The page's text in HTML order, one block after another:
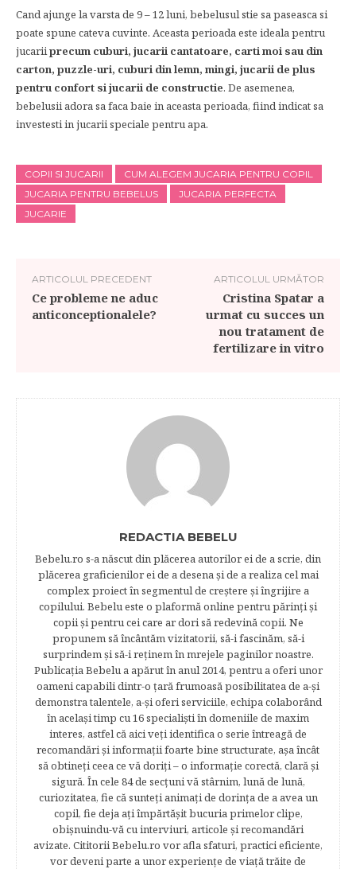
Cand ajunge la varsta de 9 – 12 luni, bebelusul stie sa paseasca si
poate spune cateva cuvinte. Aceasta perioada este ideala pentru
jucariiprecum cuburi, jucarii cantatoare, carti moi sau din
carton, puzzle-uri, cuburi din lemn, mingi, jucarii de plus
pentru confort si jucarii de constructie. De asemenea,
bebelusii adora sa faca baie in aceasta perioada, fiind indicat sa
investesti in jucarii speciale pentru apa.
COPII SI JUCARII
CUM ALEGEM JUCARIA PENTRU COPIL
JUCARIA PENTRU BEBELUS
JUCARIA PERFECTA
JUCARIE
ARTICOLUL PRECEDENT
Ce probleme ne aduc
anticonceptionalele?
ARTICOLUL URMĂTOR
Cristina Spatar a
urmat cu succes un
nou tratament de
fertilizare in vitro
REDACTIA BEBELU
Bebelu.ro s-a născut din plăcerea autorilor ei de a scrie, din
plăcerea graficienilor ei de a desena şi de a realiza cel mai
complex proiect în segmentul de creştere şi îngrijire a
copilului. Bebelu este o plaformă online pentru părinţi şi
copii şi pentru cei care ar dori să redevină copii. Ne
propunem să încântăm vizitatorii, să-i fascinăm, să-i
surprindem şi să-i reţinem în mrejele paginilor noastre.​
Publicația Bebelu a apărut în anul 2014, pentru a oferi unor
oameni capabili dintr-o ţară frumoasă posibilitatea de a-şi
demonstra talentele, a-şi oferi serviciile, echipa colaborând
în acelaşi timp cu 16 specialişti în domeniile de maxim
interes, astfel că aici veţi identifica o serie întreagă de
recomandări şi informaţii foarte bine structurate, aşa încât
să obtineţi ceea ce vă doriţi – o informaţie corectă, clară şi
sigură. În cele 84 de secțuni vă stârnim, lună de lună,
curiozitatea, fie că sunteţi animaţi de dorinţa de a avea un
copil, fie deja aţi împărtăşit bucuria primelor clipe,
obişnuindu-vă cu interviuri, articole şi recomandări
avizate. Cititorii Bebelu.ro vor afla sfaturi, practici eficiente,
vor deveni parte a unor experienţe de viaţă trăite de